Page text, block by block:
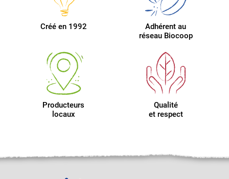
Créé en 1992
Adhérent au
réseau Biocoop
Producteurs
locaux
Qualité
et respect